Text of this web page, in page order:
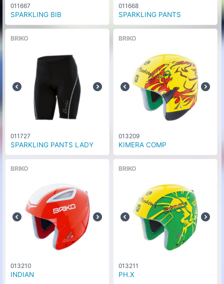
011667
SPARKLING BIB
011668
SPARKLING PANTS
BRIKO
011727
SPARKLING PANTS LADY
BRIKO
013209
KIMERA COMP
BRIKO
013210
INDIAN
BRIKO
013211
PH.X